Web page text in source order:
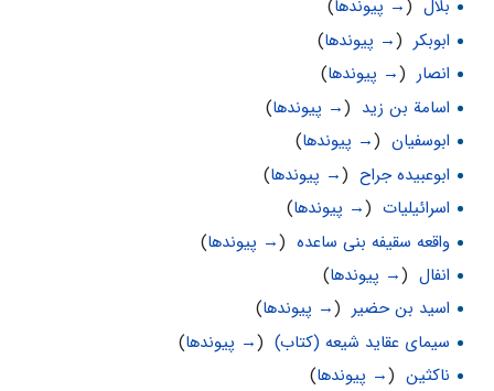
بلال‏
(→ پیوندها)
ابوبکر (→ پیوندها)
انصار‏
(→ پیوندها)
اسامة بن زید (→ پیوندها)
ابوسفیان‏
(→ پیوندها)
ابوعبیده جراح‏
(→ پیوندها)
اسرائیلیات‏
(→ پیوندها)
واقعه سقیفه بنی ساعده‏
(→ پیوندها)
انفال‏
(→ پیوندها)
اسید بن حضیر‏
(→ پیوندها)
سیمای عقاید شیعه (کتاب)‏
(→ پیوندها)
ناکثین‏
(→ پیوندها)